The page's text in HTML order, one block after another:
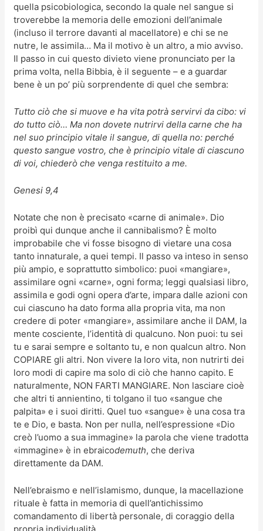
quella psicobiologica, secondo la quale nel sangue si
troverebbe la memoria delle emozioni dell’animale
(incluso il terrore davanti al macellatore) e chi se ne
nutre, le assimila… Ma il motivo è un altro, a mio avviso.
Il passo in cui questo divieto viene pronunciato per la
prima volta, nella Bibbia, è il seguente – e a guardar
bene è un po’ più sorprendente di quel che sembra:
Tutto ciò che si muove e ha vita potrà servirvi da cibo: vi
do tutto ciò… Ma non dovete nutrirvi della carne che ha
nel suo principio vitale il sangue, di quella no: perché
questo sangue vostro, che è principio vitale di ciascuno
di voi, chiederò che venga restituito a me.
Genesi 9,4
Notate che non è precisato «carne di animale». Dio
proibì qui dunque anche il cannibalismo? È molto
improbabile che vi fosse bisogno di vietare una cosa
tanto innaturale, a quei tempi. Il passo va inteso in senso
più ampio, e soprattutto simbolico: puoi «mangiare»,
assimilare ogni «carne», ogni forma; leggi qualsiasi libro,
assimila e godi ogni opera d’arte, impara dalle azioni con
cui ciascuno ha dato forma alla propria vita, ma non
credere di poter «mangiare», assimilare anche il DAM, la
mente cosciente, l’identità di qualcuno. Non puoi: tu sei
tu e sarai sempre e soltanto tu, e non qualcun altro. Non
COPIARE gli altri. Non vivere la loro vita, non nutrirti dei
loro modi di capire ma solo di ciò che hanno capito. E
naturalmente, NON FARTI MANGIARE. Non lasciare cioè
che altri ti annientino, ti tolgano il tuo «sangue che
palpita» e i suoi diritti. Quel tuo «sangue» è una cosa tra
te e Dio, e basta. Non per nulla, nell’espressione «Dio
creò l’uomo a sua immagine» la parola che viene tradotta
«immagine» è in ebraicodemuth, che deriva
direttamente da DAM.
Nell’ebraismo e nell’islamismo, dunque, la macellazione
rituale è fatta in memoria di quell’antichissimo
comandamento di libertà personale, di coraggio della
propria individualità.